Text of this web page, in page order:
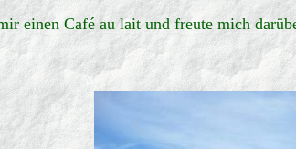
einen Café au lait und freute mich